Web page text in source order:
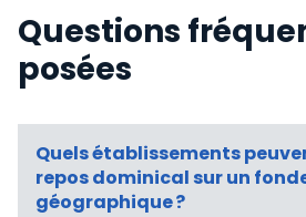
Questions
posées
Quels établissements
repos dominical sur un
géographique ?